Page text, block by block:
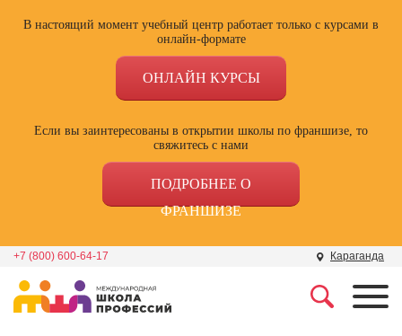
В настоящий момент учебный центр работает только с курсами в
онлайн-формате
ОНЛАЙН КУРСЫ
Если вы заинтересованы в открытии школы по франшизе, то
свяжитесь с нами
ПОДРОБНЕЕ О
ФРАНШИЗЕ
+7 (800) 600-64-17 Караганда